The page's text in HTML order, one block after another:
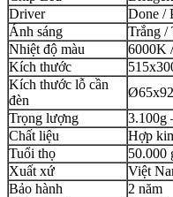
Driver
Done /
Ánh sáng
Trắng /
Nhiệt độ màu
6000K
Kích thước
Kích thước lỗ cần
đèn
Trọng lượng
3.100g
Chất liệu
Hợp
Tuổi thọ
50.000
Xuất xứ
Việt
Bảo hành
2 năm